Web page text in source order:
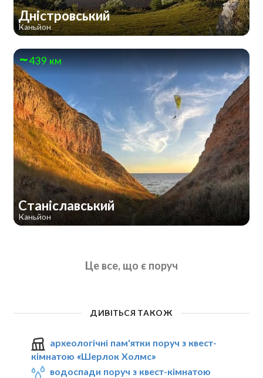
Дністровський
Каньйон
439 км
Станіславський
Каньйон
Це все, що є поруч
ДИВІТЬСЯ ТАКОЖ
археологічні пам'ятки поруч з квест-
кімнатою «Шерлок Холмс»
водоспади поруч з квест-кімнатою